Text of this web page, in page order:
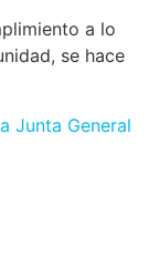
a lo
se hace
Junta General